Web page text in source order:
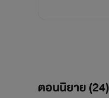
ตอนนิยาย (24)